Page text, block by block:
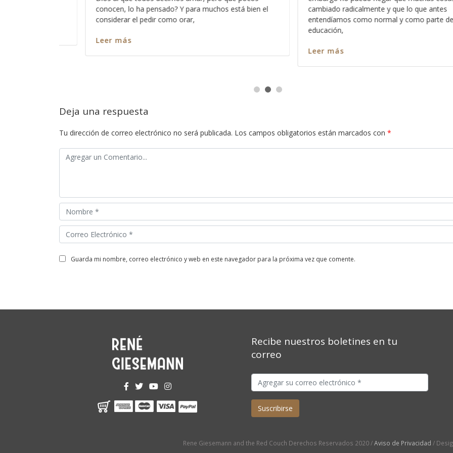
cambiado radicalmente y que lo que antes
entendíamos como normal y como parte de nuestra
hago con la intención de que aprenda a
como es que
Deja una respuesta
Tu dirección de correo electrónico no será publicada. Los campos obligatorios están marcados con *
guarda mi nombre, correo electrónico y web en este navegador para la próxima vez que comente.
Recibe nuestros boletines en tu
correo
Rene Giesemann and the Red Couch Derechos Reservados 2020 /Aviso de Privacidad /